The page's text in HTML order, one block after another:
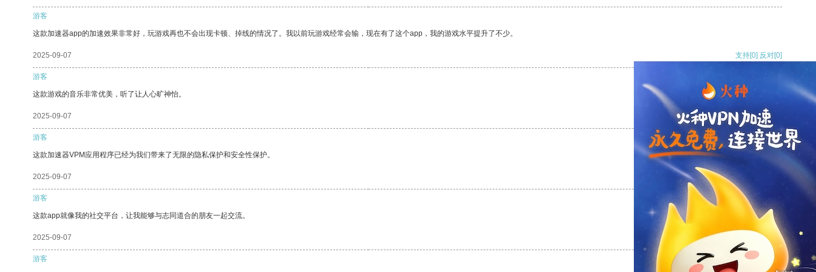
游客
这款加速器app的加速效果非常好，玩游戏再也不会出现卡顿、掉线的情况了。我以前玩游戏经常会输，现在有了这个app，我的游戏水平提升了不少。
2025-09-07 支持[0] 反对[0]
游客
这款游戏的音乐非常优美，听了让人心旷神怡。
2025-09-07 支持[0] 反对
游客
这款加速器VPM应用程序已经为我们带来了无限的隐私保护和安全性保护。
2025-09-07 支持
游客
这款app就像我的社交平台，让我能够与志同道合的朋友一起交流。
2025-09-07 反对 [0]
游客